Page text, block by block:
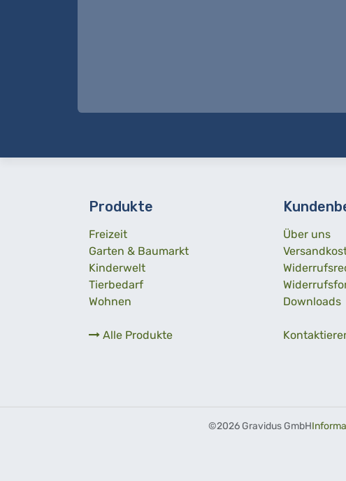
Produkte
Freizeit
Garten & Baumarkt
Kinderwelt
Tierbedarf
Wohnen
Alle Produkte
Über uns
Downloads
©2026 Gravidus GmbH